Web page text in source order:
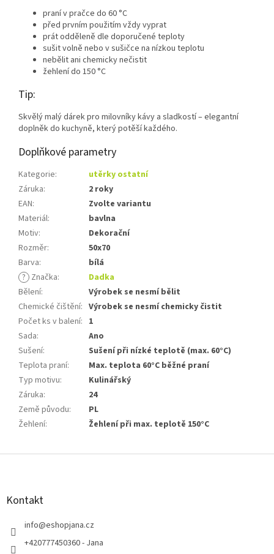
praní v pračce do 60 °C
před prvním použitím vždy vyprat
prát odděleně dle doporučené teploty
sušit volně nebo v sušičce na nízkou teplotu
nebělit ani chemicky nečistit
žehlení do 150 °C
Tip:
Skvělý malý dárek pro milovníky kávy a sladkostí – elegantní
doplněk do kuchyně, který potěší každého.
Doplňkové parametry
Kategorie:
utěrky ostatní
Záruka:
2 roky
EAN:
Zvolte variantu
Materiál:
bavlna
Motiv:
Dekorační
Rozměr:
50x70
Barva:
bílá
? Značka:
Dadka
Bělení:
Výrobek se nesmí bělit
Chemické čištění: Výrobek se nesmí chemicky čistit
Počet ks v balení: 1
Sada:
Ano
Sušení:
Sušení při nízké teplotě (max. 60°C)
Teplota praní:
Max. teplota 60°C běžné praní
Typ motivu:
Kulinářský
Záruka:
24
Země původu:
PL
Žehlení: Žehlení při max. teplotě 150°C
Z
Kontakt
info@eshopjana.cz
+420777450360 - Jana